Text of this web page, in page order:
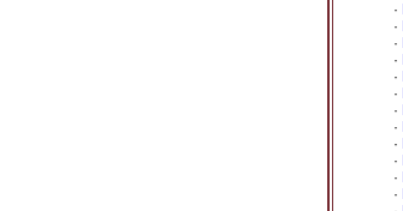
·
·
·
·
·
·
·
·
·
·
·
·